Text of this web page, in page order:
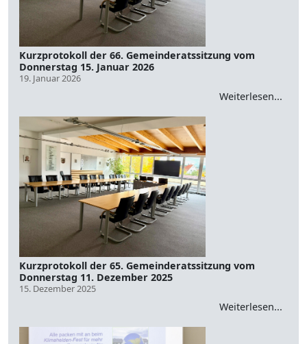
Kurzprotokoll der 66. Gemeinderatssitzung vom
Donnerstag 15. Januar 2026
19. Januar 2026
Weiterlesen...
Kurzprotokoll der 65. Gemeinderatssitzung vom
Donnerstag 11. Dezember 2025
15. Dezember 2025
Weiterlesen...